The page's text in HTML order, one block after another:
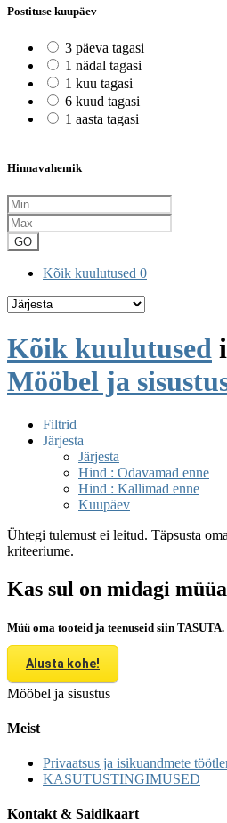
Postituse kuupäev
3 päeva tagasi
1 nädal tagasi
1 kuu tagasi
6 kuud tagasi
1 aasta tagasi
Hinnavahemik
GO
Kõik kuulutused 0
Kõik kuulutused
Mööbel ja
Filtrid
Järjesta
Järjesta
Hind : Odavamad enne
Hind : Kallimad enne
Kuupäev
Ühtegi tulemust ei leitud. Täpsusta
kriteeriume.
Kas sul on midagi
Müü oma tooteid ja teenuseid siin
Alusta kohe!
Mööbel ja sisustus
Meist
Privaatsus ja isikuandmete
KASUTUSTINGIMUSED
Kontakt & Saidikaart